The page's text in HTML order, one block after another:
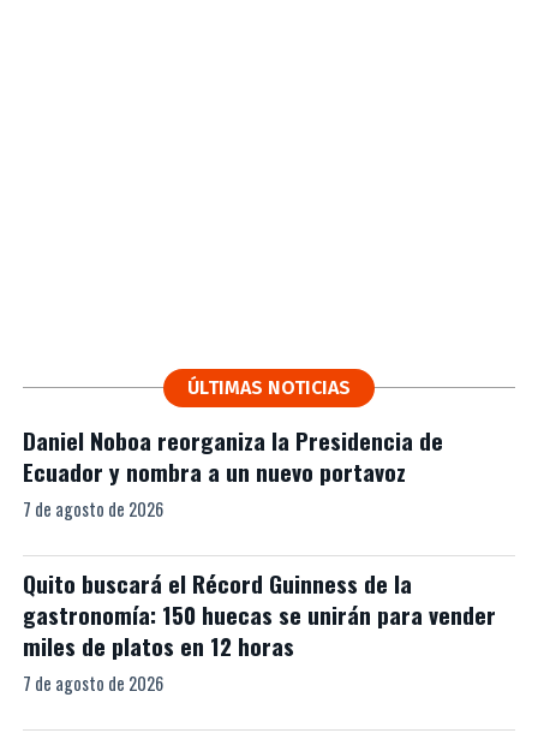
ÚLTIMAS NOTICIAS
Daniel Noboa reorganiza la Presidencia de
Ecuador y nombra a un nuevo portavoz
7 de agosto de 2026
Quito buscará el Récord Guinness de la
gastronomía: 150 huecas se unirán para vender
miles de platos en 12 horas
7 de agosto de 2026